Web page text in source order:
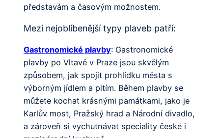
představám a časovým možnostem.
Mezi nejoblíbenější typy plaveb patří:
Gastronomické plavby: Gastronomické
plavby po Vltavě v Praze jsou skvělým
způsobem, jak spojit prohlídku města s
výborným jídlem a pitím. Během plavby se
můžete kochat krásnými památkami, jako je
Karlův most, Pražský hrad a Národní divadlo,
a zároveň si vychutnávat speciality české i